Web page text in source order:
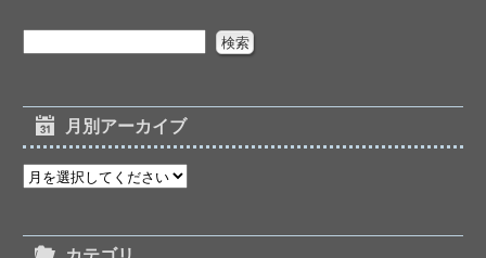
月別アーカイブ